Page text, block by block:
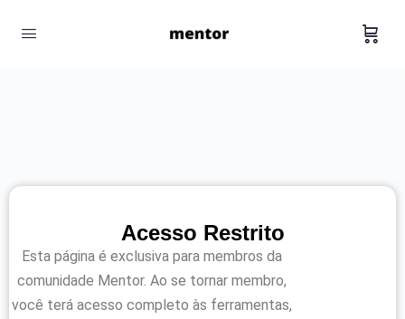
Acesso Restrito
Esta página é exclusiva para membros da
comunidade Mentor. Ao se tornar membro,
você terá acesso completo às ferramentas,